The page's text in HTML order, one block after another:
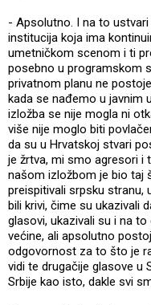
- Apsolutno. I na to ustvari
institucija koja ima
umetničkom scenom i ti
posebno u programskom
privatnom planu ne
kada se nađemo u javnim
izložba se nije mogla ni
više nije moglo biti
da su u Hrvatskoj stvari
je žrtva, mi smo agresori i
našom izložbom je bio taj
preispitivali srpsku stranu,
bili krivi, čime su ukazivali
glasovi, ukazivali su i na
većine, ali apsolutno
odgovornost za to što je
vidi te drugačije glasove u
Srbije kao isto, dakle svi